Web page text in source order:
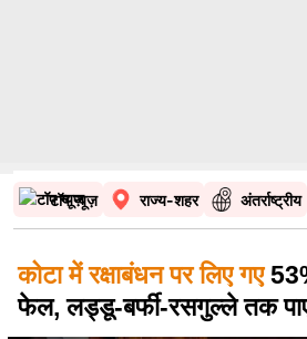
टॉप न्यूज़ राज्य-शहर अंतर्राष्ट्रीय
कोटा में रक्षाबंधन पर लिए गए
फेल, लड्डू-बर्फी-रसगुल्ले तक पाए